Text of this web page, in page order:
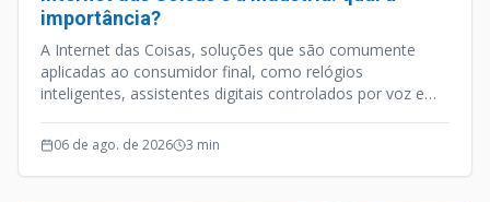
importância?
A Internet das Coisas, soluções que são comumente
aplicadas ao consumidor final, como relógios
inteligentes, assistentes digitais controlados por voz e
vertente tecnológica que caminhou a passos largos nos
últimos anos.
06 de ago. de 2026 3 min